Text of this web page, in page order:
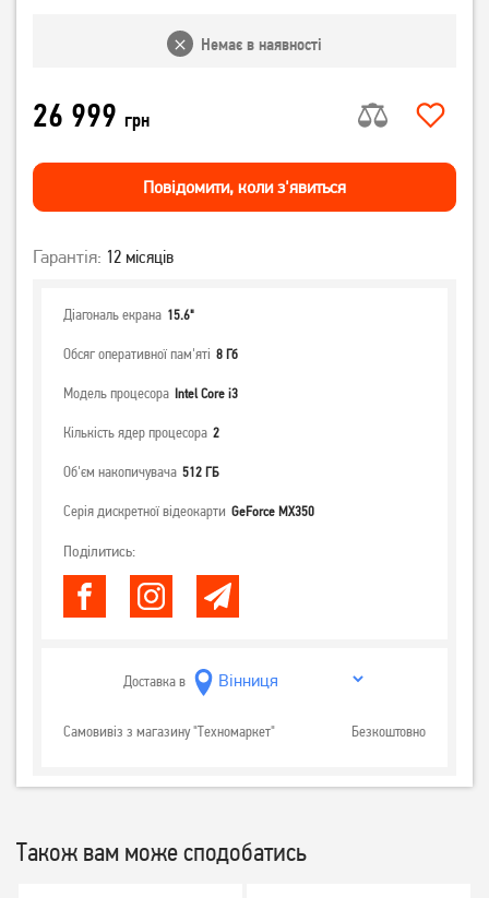
Немає в наявності
26 999 грн
Повiдомити, коли з'явиться
Гарантія: 12 місяців
Діагональ екрана 15.6"
Обсяг оперативної пам'яті 8 Гб
Модель процесора Intel Core i3
Кількість ядер процесора 2
Об'єм накопичувача 512 ГБ
Серія дискретної відеокарти GeForce MX350
Поділитись:
Доставка в
Самовивіз з магазину "Техномаркет" Безкоштовно
Також вам може сподобатись